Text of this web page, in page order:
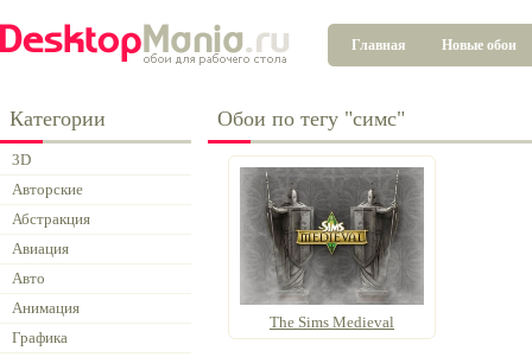
Главная Новые обои
Категории
3D
Авторские
Абстракция
Авиация
Авто
Анимация
Графика
Обои по тегу "симс"
The Sims Medieval